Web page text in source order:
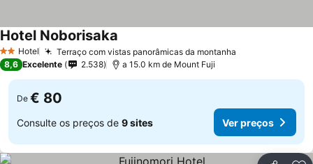
2 Estrelas
Hotel Terraço com vistas panorâmicas da montanha
Hotel Noborisaka
8,6 Excelente 2.538 a 15.0 km de Mount Fuji
De € 80
Consulte os preços de 9 sites Ver preços